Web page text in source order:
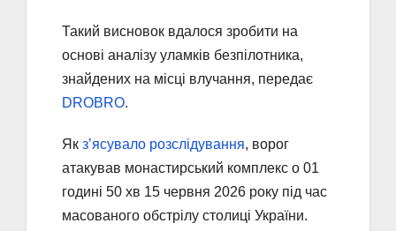
Такий висновок вдалося зробити на
основі аналізу уламків безпілотника,
знайдених на місці влучання, передає
DROBRO.
Як з’ясувало розслідування, ворог
атакував монастирський комплекс о 01
годині 50 хв 15 червня 2026 року під час
масованого обстрілу столиці України.